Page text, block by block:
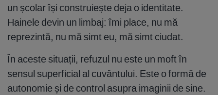
un școlar își construiește deja o identitate.
Hainele devin un limbaj: îmi place, nu mă
reprezintă, nu mă simt eu, mă simt ciudat.
În aceste situații, refuzul nu este un moft în
sensul superficial al cuvântului. Este o formă de
autonomie și de control asupra imaginii de sine.